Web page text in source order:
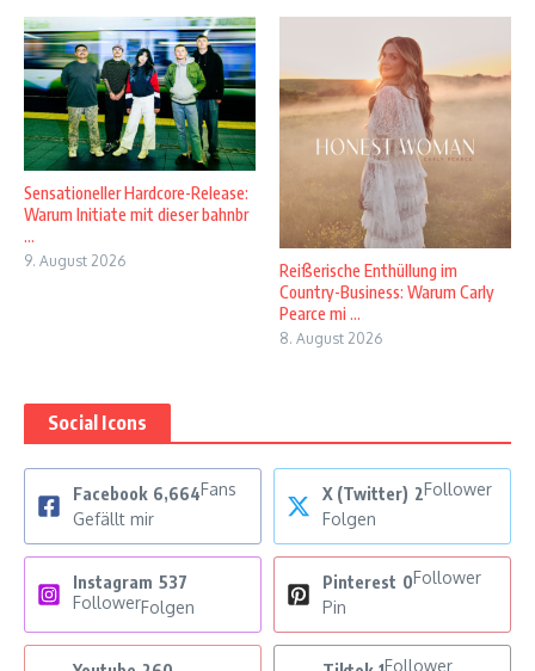
Sensationeller Hardcore-Release:
Warum Initiate mit dieser bahnbr
...
9. August 2026
Reißerische Enthüllung im
Country-Business: Warum Carly
Pearce mi ...
8. August 2026
Social Icons
Facebook 6,664Fans
Gefällt mir
X (Twitter) 2Follower
Folgen
Instagram 537
FollowerFolgen
Pinterest 0Follower
Pin
Follower